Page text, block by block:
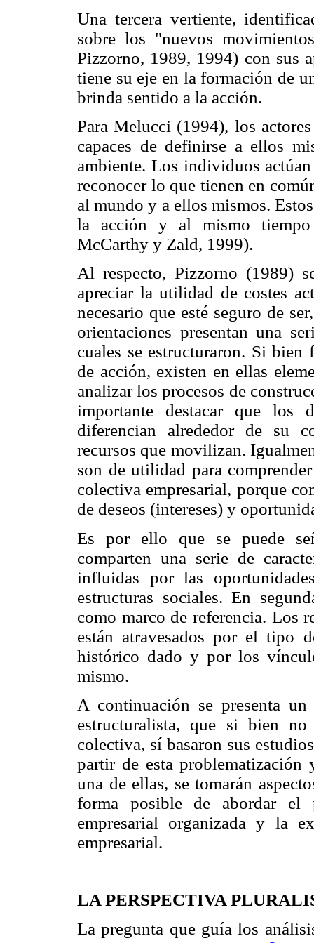
Una tercera vertiente,
sobre los "nuevos
Pizzorno, 1989, 1994) con sus
tiene su eje en la formación de
brinda sentido a la acción.
Para Melucci (1994), los
capaces de definirse a ellos
ambiente. Los individuos
reconocer lo que tienen en
al mundo y a ellos mismos.
la acción y al mismo
McCarthy y Zald, 1999).
Al respecto, Pizzorno (1989)
apreciar la utilidad de costes
necesario que esté seguro de
orientaciones presentan una
cuales se estructuraron. Si
de acción, existen en ellas
analizar los procesos de
importante destacar que los
diferencian alrededor de su
recursos que movilizan.
son de utilidad para
colectiva empresarial, porque
de deseos (intereses) y
Es por ello que se puede
comparten una serie de
influidas por las
estructuras sociales. En
como marco de referencia. Los
están atravesados por el tipo
histórico dado y por los
mismo.
A continuación se presenta
estructuralista, que si bien
colectiva, sí basaron sus
partir de esta problematización
una de ellas, se tomarán
forma posible de abordar el
empresarial organizada y la
empresarial.
LA PERSPECTIVA
La pregunta que guía los